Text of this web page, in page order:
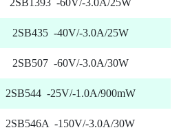
2SB435 -40V/-3.0A/25W
2SB507 -60V/-3.0A/30W
2SB544 -25V/-1.0A/900mW
2SB546A -150V/-3.0A/30W